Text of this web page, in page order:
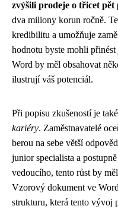
zvýšili prodeje o třicet pět
dva miliony korun ročně.
kredibilitu a umožňuje
hodnotu byste mohli
Word by měl obsahovat
ilustrují váš potenciál.
Při popisu zkušeností je
kariéry. Zaměstnavatelé
berou na sebe větší
junior specialista a
vedoucího, tento růst by
Vzorový dokument ve
strukturu, která tento vývoj